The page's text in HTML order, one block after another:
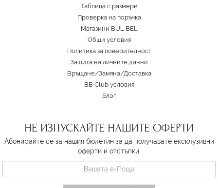
Таблица с размери
Проверка на поръчка
Магазини BUL BEL
Oбщи условия
Политика за поверителност
Защита на личните данни
Връщане/Замяна/Доставка
BB Club условия
Блог
НЕ ИЗПУСКАЙТЕ НАШИТЕ ОФЕРТИ
Абонирайте се за нашия бюлетин за да получавате ексклузивни
оферти и отстъпки.